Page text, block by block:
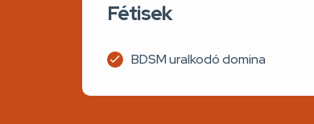
Fétisek
BDSM uralkodó domina